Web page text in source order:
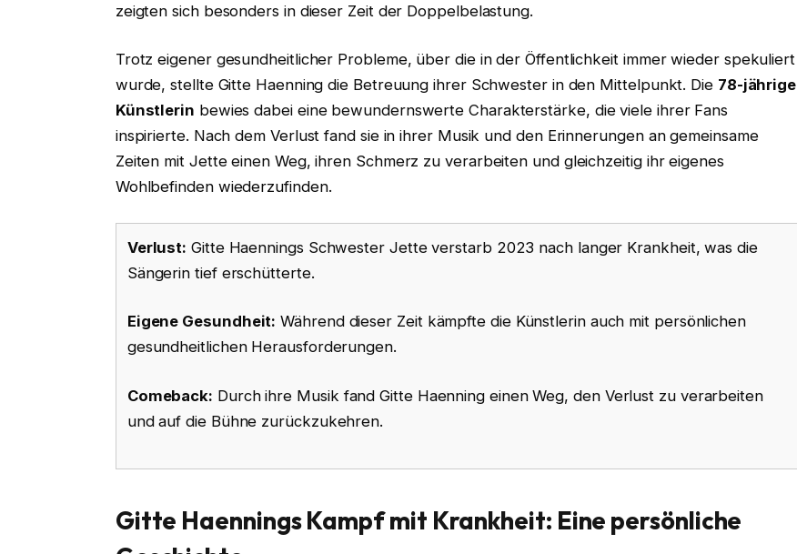
zeigten sich besonders in dieser Zeit der Doppelbelastung.
Trotz eigener gesundheitlicher Probleme, über die in der Öffentlichkeit immer wieder spekuliert
wurde, stellte Gitte Haenning die Betreuung ihrer Schwester in den Mittelpunkt. Die 78-jährige
Künstlerin bewies dabei eine bewundernswerte Charakterstärke, die viele ihrer Fans
inspirierte. Nach dem Verlust fand sie in ihrer Musik und den Erinnerungen an gemeinsame
Zeiten mit Jette einen Weg, ihren Schmerz zu verarbeiten und gleichzeitig ihr eigenes
Wohlbefinden wiederzufinden.
Verlust: Gitte Haennings Schwester Jette verstarb 2023 nach langer Krankheit, was die
Sängerin tief erschütterte.
Eigene Gesundheit: Während dieser Zeit kämpfte die Künstlerin auch mit persönlichen
gesundheitlichen Herausforderungen.
Comeback: Durch ihre Musik fand Gitte Haenning einen Weg, den Verlust zu verarbeiten
und auf die Bühne zurückzukehren.
Gitte Haennings Kampf mit Krankheit: Eine persönliche